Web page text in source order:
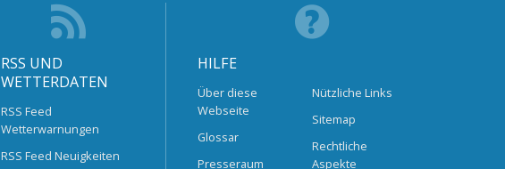
RSS UND
WETTERDATEN
RSS Feed
Wetterwarnungen
RSS Feed Neuigkeiten
HILFE
Über diese
Webseite
Glossar
Presseraum
Nützliche Links
Sitemap
Rechtliche
Aspekte